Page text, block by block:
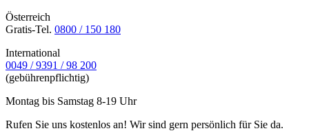
Österreich
Gratis-Tel. 0800 / 150 180
International
0049 / 9391 / 98 200
(gebührenpflichtig)
Montag bis Samstag 8-19 Uhr
Rufen Sie uns kostenlos an! Wir sind gern persönlich für Sie da.